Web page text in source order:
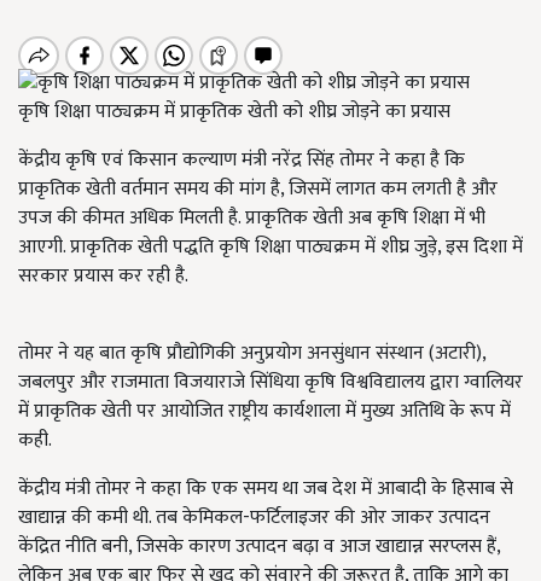
कृषि शिक्षा पाठ्यक्रम में प्राकृतिक खेती को शीघ्र जोड़ने का प्रयास
केंद्रीय कृषि एवं किसान कल्याण मंत्री नरेंद्र सिंह तोमर ने कहा है कि
प्राकृतिक खेती वर्तमान समय की मांग है, जिसमें लागत कम लगती है और
उपज की कीमत अधिक मिलती है. प्राकृतिक खेती अब कृषि शिक्षा में भी
आएगी. प्राकृतिक खेती पद्धति कृषि शिक्षा पाठ्यक्रम में शीघ्र जुड़े, इस दिशा में
सरकार प्रयास कर रही है.
तोमर ने यह बात कृषि प्रौद्योगिकी अनुप्रयोग अनसुंधान संस्थान (अटारी),
जबलपुर और राजमाता विजयाराजे सिंधिया कृषि विश्वविद्यालय द्वारा ग्वालियर
में प्राकृतिक खेती पर आयोजित राष्ट्रीय कार्यशाला में मुख्य अतिथि के रूप में
कही.
केंद्रीय मंत्री तोमर ने कहा कि एक समय था जब देश में आबादी के हिसाब से
खाद्यान्न की कमी थी. तब केमिकल-फर्टिलाइजर की ओर जाकर उत्पादन
केंद्रित नीति बनी, जिसके कारण उत्पादन बढ़ा व आज खाद्यान्न सरप्लस हैं,